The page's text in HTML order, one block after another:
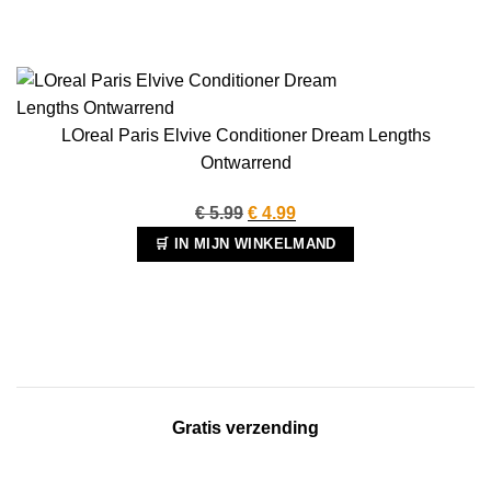
LOreal Paris Elvive Conditioner Dream Lengths
Ontwarrend
€5.99 Oorspronkelijke
prijs
was:
€ 4.99Huidige
prijs
is:
🛒 IN MIJN WINKELMAND
Gratis verzending